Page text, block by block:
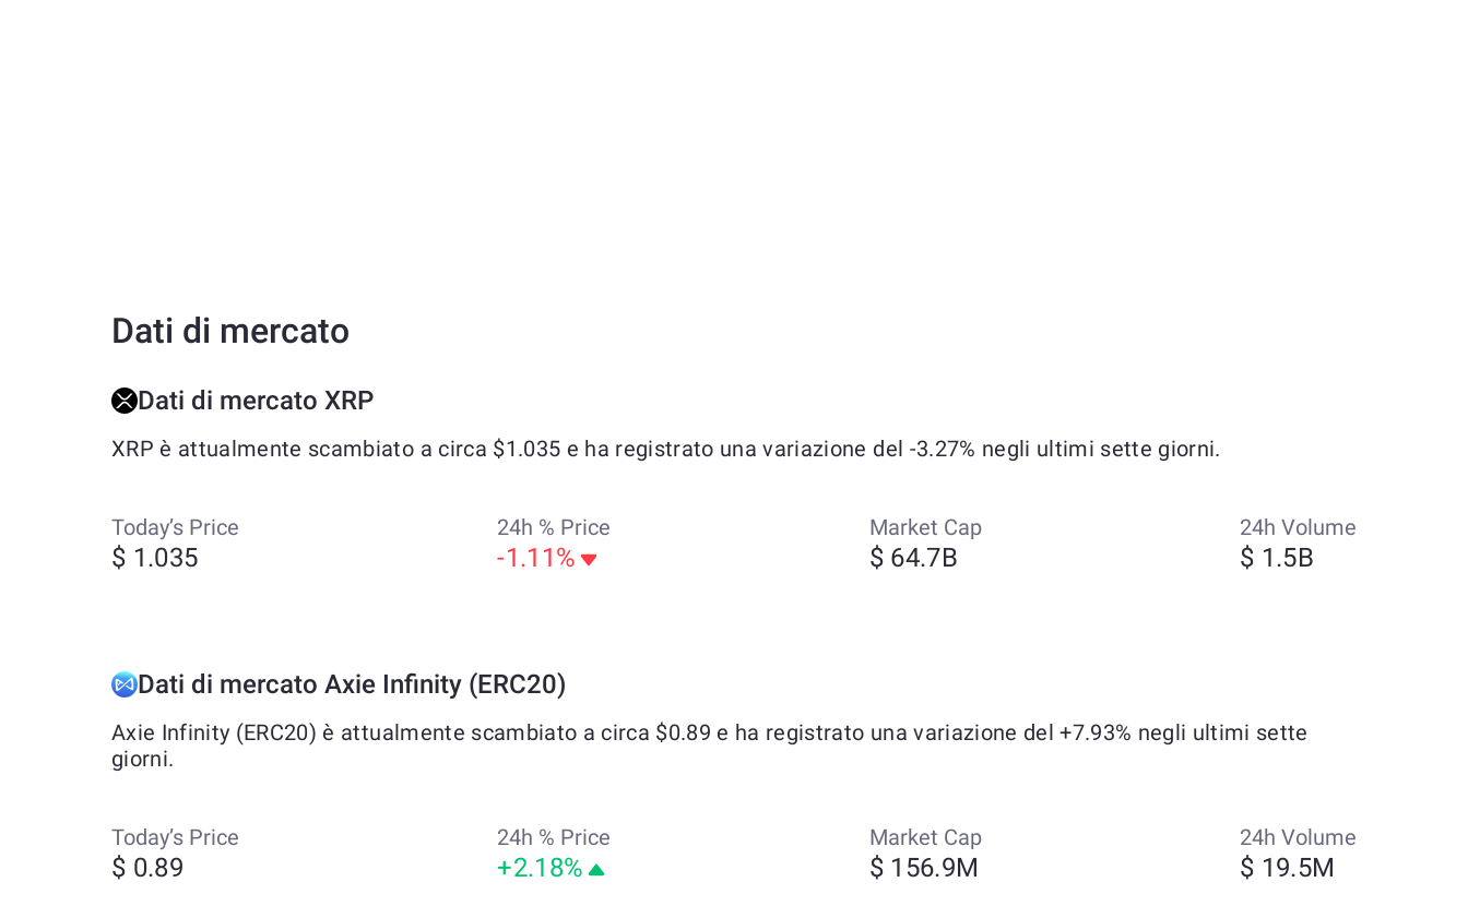
Dati di mercato
Dati di mercato XRP
XRP è attualmente scambiato a circa $1.035 e ha registrato una variazione del -3.27% negli ultimi sette giorni.
Today’s Price
$ 1.035
24h % Price
-1.11%
Market Cap
$ 64.7B
24h Volume
$ 1.5B
Dati di mercato Axie Infinity (ERC20)
Axie Infinity (ERC20) è attualmente scambiato a circa $0.89 e ha registrato una variazione del +7.93% negli ultimi sette
giorni.
Today’s Price
$ 0.89
24h % Price
+2.18%
Market Cap
$ 156.9M
24h Volume
$ 19.5M